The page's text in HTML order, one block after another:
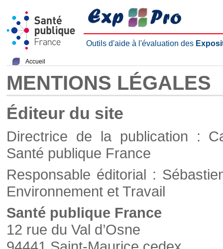
Outils d'aide à l'évaluation des
Accueil
MENTIONS LÉGALES
Éditeur du site
Directrice de la publication :
Santé publique France
Responsable éditorial :
Environnement et Travail
Santé publique France
12 rue du Val d’Osne